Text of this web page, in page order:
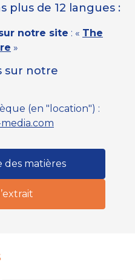
plus de 12 langues :
notre site : « The
»
sur notre
(en "location") :
des matières